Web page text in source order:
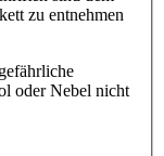
zu entnehmen
oder Nebel nicht